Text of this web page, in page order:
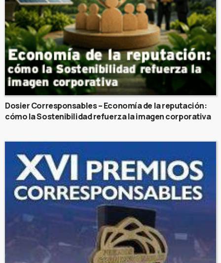
Dosier Corresponsables – Economía de la reputación:
cómo la Sostenibilidad refuerza la imagen corporativa